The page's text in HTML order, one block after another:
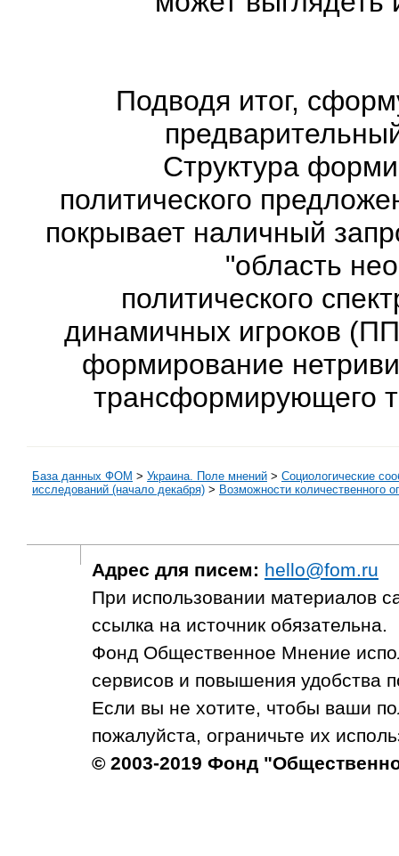
Подводя итог,
Структура
политического
покрывает наличный
"область
политического
динамичных игроков
формирование
трансформирующего
База данных ФОМ > Украина. Поле мнений > Социологические
исследований (начало декабря) > Возможности количественного
Адрес для писем: hello@fom.ru
При использовании материалов
ссылка на источник обязательна.
Фонд Общественное Мнение
сервисов и повышения удобства
Если вы не хотите, чтобы ваши
пожалуйста, ограничьте их
© 2003-2019 Фонд